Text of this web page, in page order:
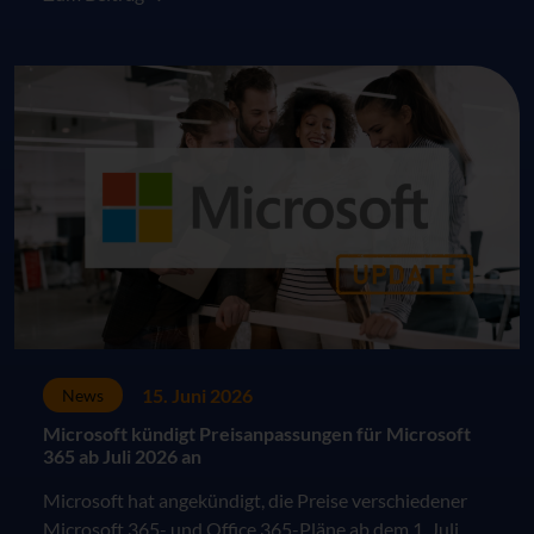
News
15. Juni 2026
Microsoft kündigt Preisanpassungen für Microsoft
365 ab Juli 2026 an
Microsoft hat angekündigt, die Preise verschiedener
Microsoft 365- und Office 365-Pläne ab dem 1. Juli